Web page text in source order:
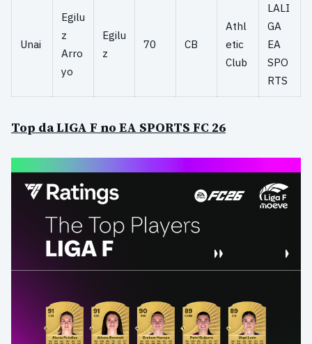
Unai
Egilu
z
Arro
yo
Egilu
z
70 CB
Athl
etic
Club
LALI
GA
EA
SPO
RTS
Top da LIGA F no EA SPORTS FC 26